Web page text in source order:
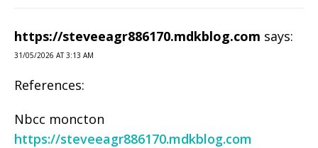
https://steveeagr886170.mdkblog.com says:
31/05/2026 AT 3:13 AM
References:
Nbcc moncton
https://steveeagr886170.mdkblog.com